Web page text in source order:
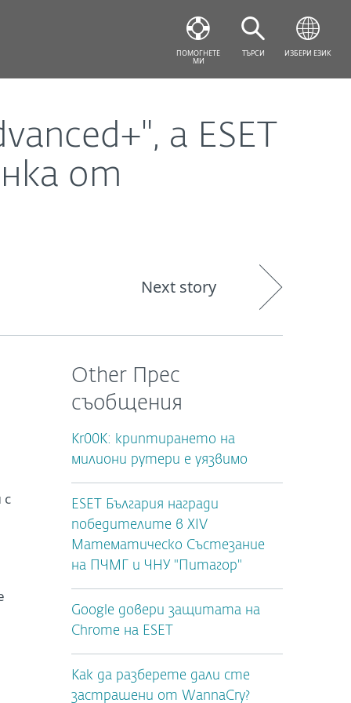
а ESET
от
Next story
с
Other Прес
съобщения
Kr00K: криптирането на
милиони рутери е уязвимо
ESET България награди
победителите в XIV
Математическо Състезание
на ПЧМГ и ЧНУ "Питагор"
Google довери защитата на
Chrome на ESET
Как да разберете дали сте
застрашени от WannaCry?
ПОМОГНЕТЕ
МИ
ТЪРСИ ИЗБЕРИ ЕЗИК